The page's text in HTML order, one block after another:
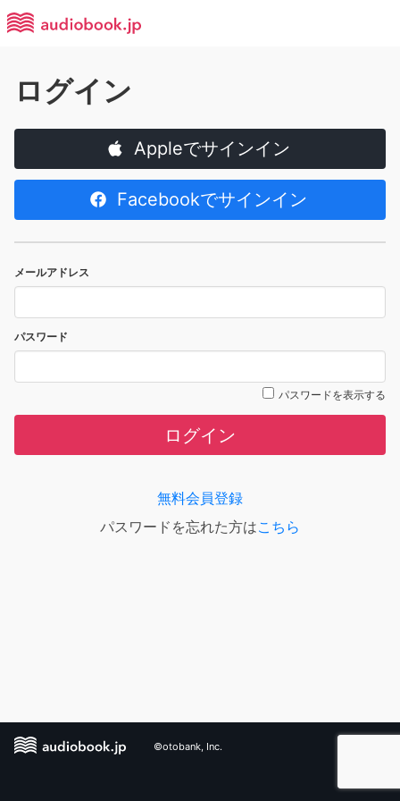
ログイン
Appleでサインイン
Facebookでサインイン
メールアドレス
パスワード
パスワードを表示する
ログイン
無料会員登録
パスワードを忘れた方はこちら
©otobank, Inc.